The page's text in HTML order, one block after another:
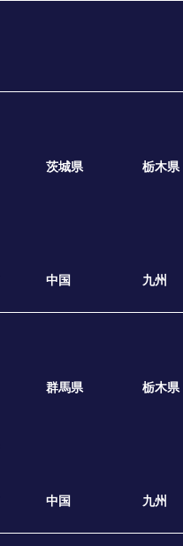
茨城県 栃木県
中国 九州
群馬県 栃木県
中国 九州